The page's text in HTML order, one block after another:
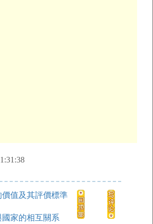
價值及其評價標準
家的相互關系